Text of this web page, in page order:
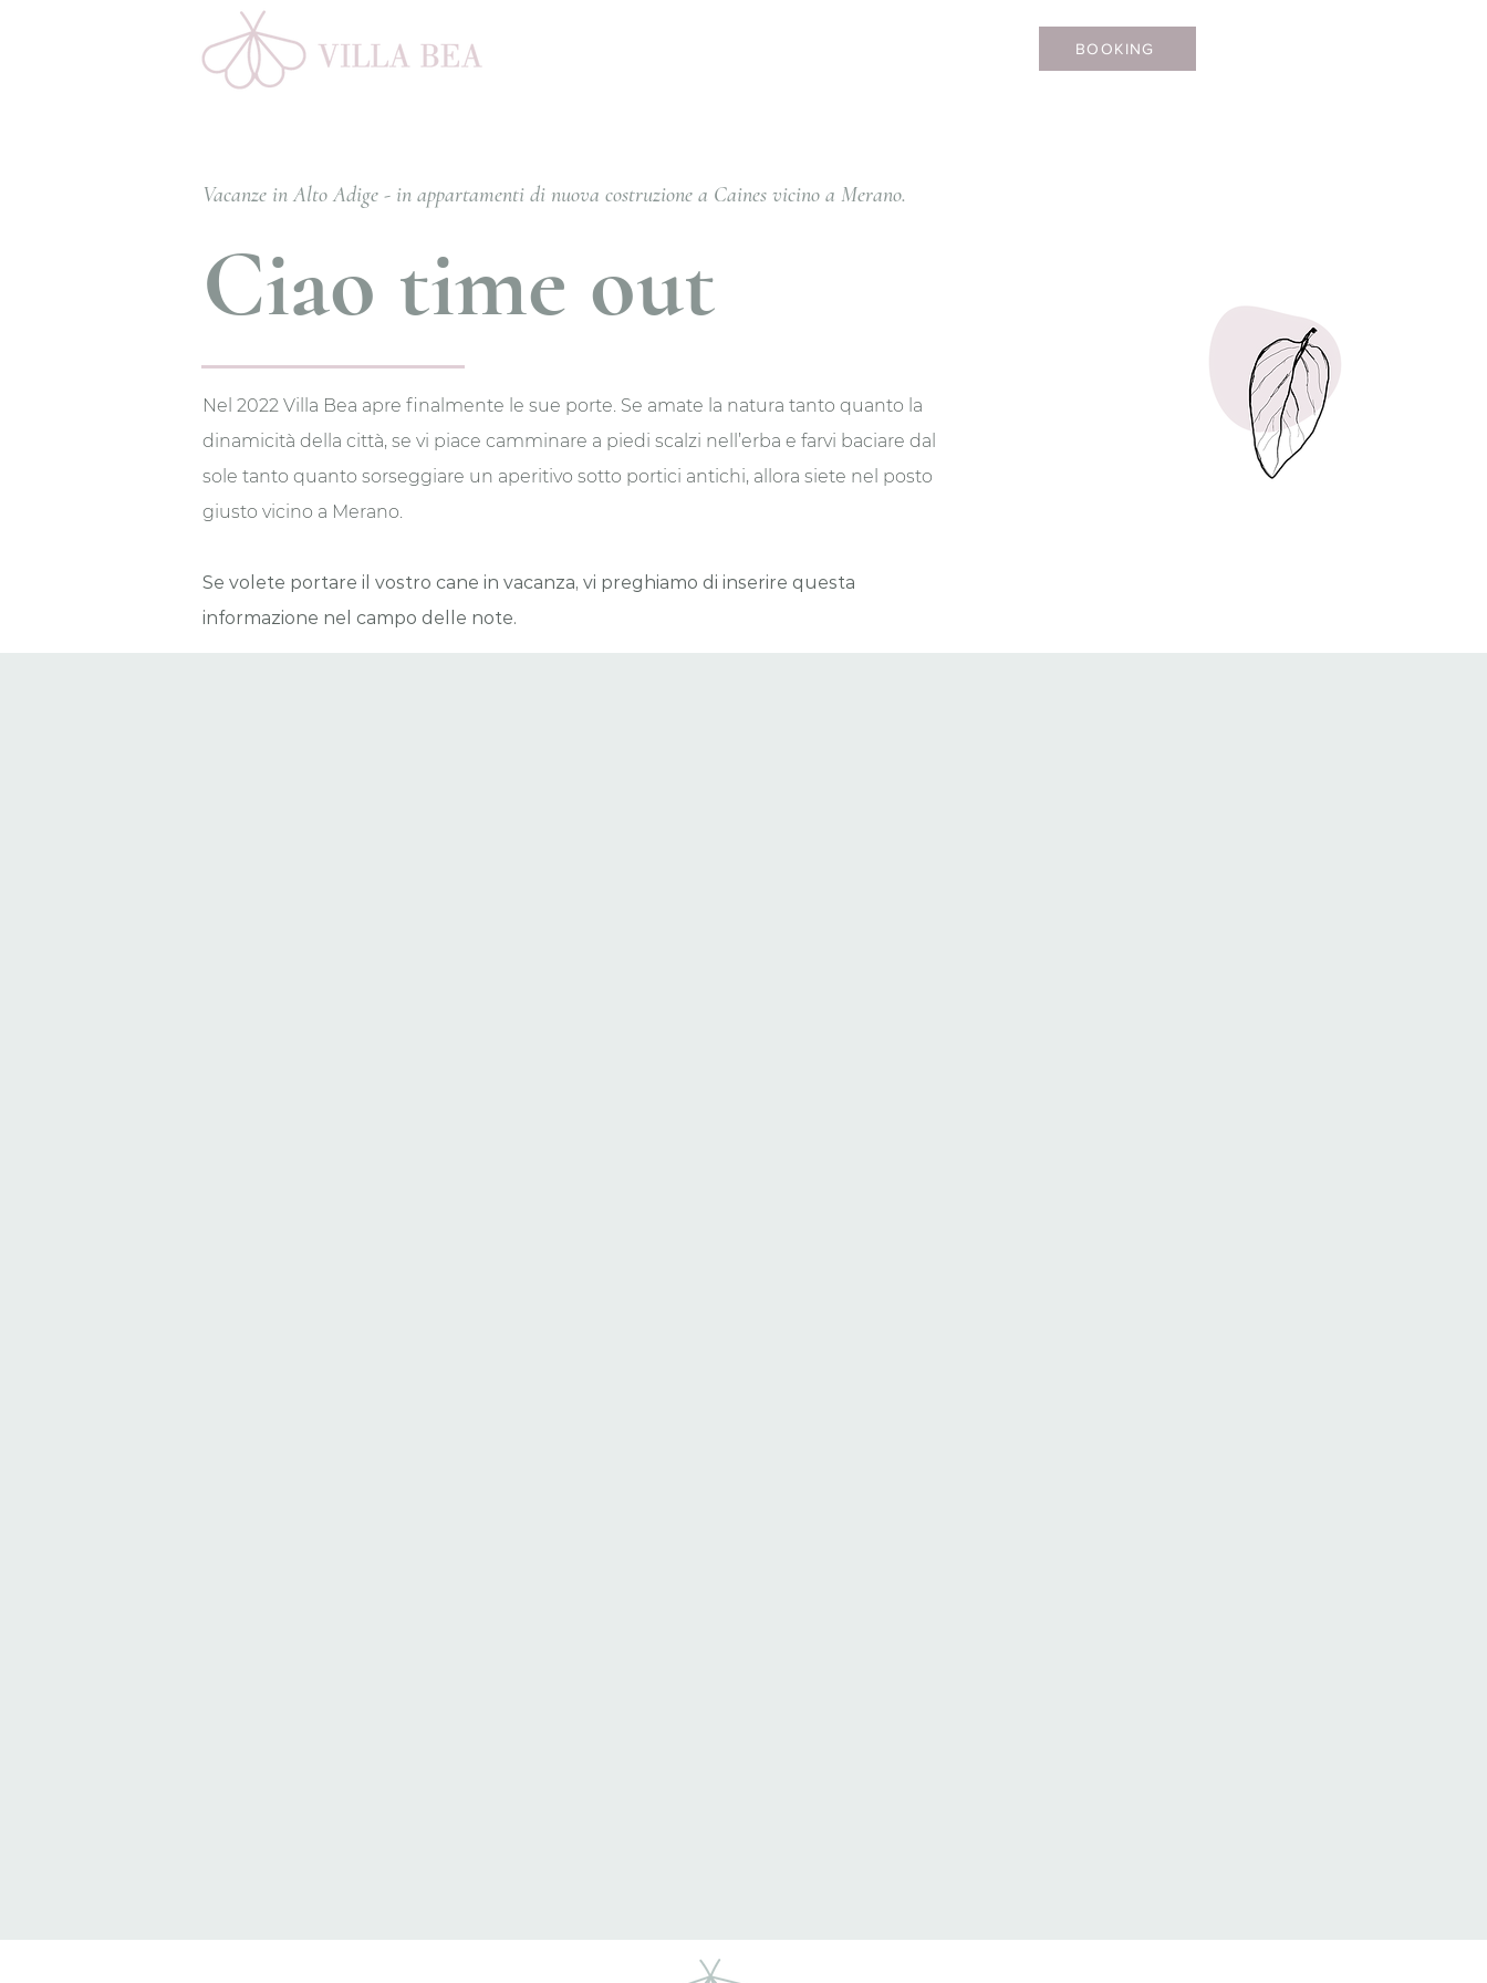
BOOKING
Vacanze in Alto Adige - in appartamenti di nuova costruzione a Caines vicino a Merano.
Ciao time out
Nel 2022 Villa Bea apre finalmente le sue porte. Se amate la natura tanto quanto la
dinamicità della città, se vi piace camminare a piedi scalzi nell’erba e farvi baciare dal
sole tanto quanto sorseggiare un aperitivo sotto portici antichi, allora siete nel posto
giusto vicino a Merano.
Se volete portare il vostro cane in vacanza, vi preghiamo di inserire questa
informazione nel campo delle note.